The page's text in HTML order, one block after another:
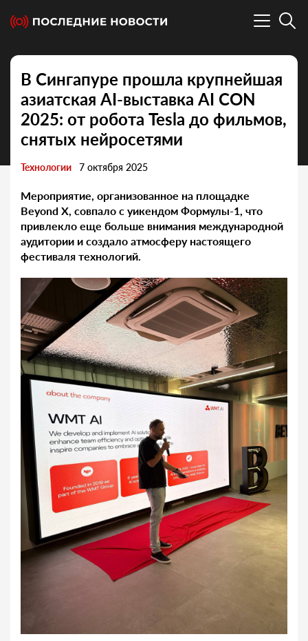
В Сингапуре прошла крупнейшая
азиатская AI-выставка AI CON
2025: от робота Tesla до фильмов,
снятых нейросетями
Технологии 7 октября 2025
Мероприятие, организованное на площадке
Beyond X, совпало с уикендом Формулы-1, что
привлекло еще больше внимания международной
аудитории и создало атмосферу настоящего
фестиваля технологий.